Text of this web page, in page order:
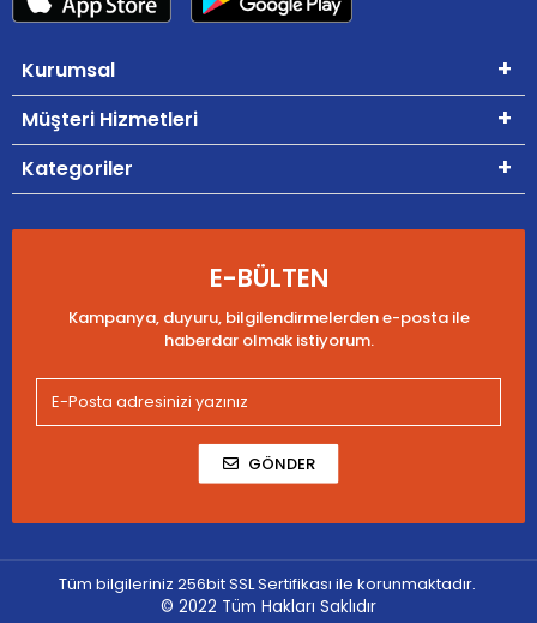
Kurumsal
Müşteri Hizmetleri
Kategoriler
E-BÜLTEN
Kampanya, duyuru, bilgilendirmelerden e-posta ile
haberdar olmak istiyorum.
GÖNDER
Tüm bilgileriniz 256bit SSL Sertifikası ile korunmaktadır.
© 2022 Tüm Hakları Saklıdır